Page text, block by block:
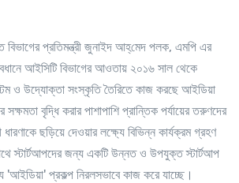
প্রতিমন্ত্রী জুনাইদ আহ্‌মেদ পলক, এমপি এর
আইসিটি বিভাগের আওতায় ২০১৬ সাল থেকে
ও উদ্যোক্তা সংস্কৃতি তৈরিতে কাজ করছে আইডিয়া
বৃদ্ধি করার পাশাপাশি প্রান্তিক পর্যায়ের তরুণদের
ছড়িয়ে দেওয়ার লক্ষ্যে বিভিন্ন কার্যক্রম গ্রহণ
স্টার্টআপদের জন্য একটি উন্নত ও উপযুক্ত স্টার্টআপ
'আইডিয়া' প্রকল্প নিরলসভাবে কাজ করে যাচ্ছে।